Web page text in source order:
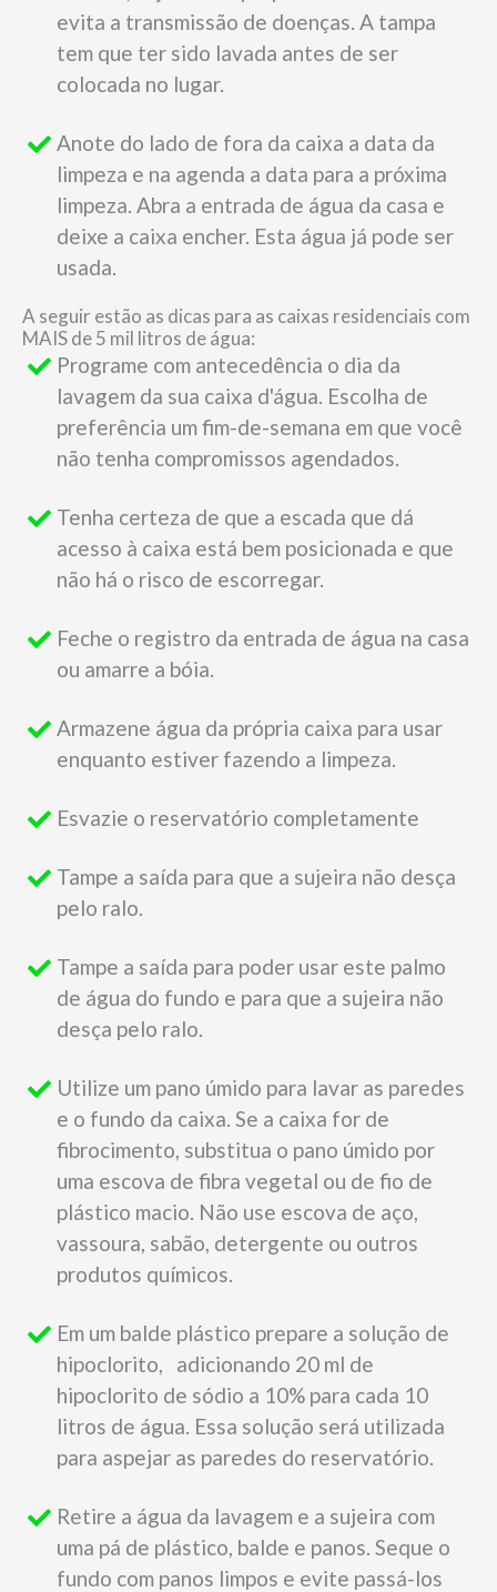
evita a transmissão de doenças. A tampa
tem que ter sido lavada antes de ser
colocada no lugar.
Anote do lado de fora da caixa a data da
limpeza e na agenda a data para a próxima
limpeza. Abra a entrada de água da casa e
deixe a caixa encher. Esta água já pode ser
usada.
A seguir estão as dicas para as caixas residenciais com
MAIS de 5 mil litros de água:
Programe com antecedência o dia da
lavagem da sua caixa d'água. Escolha de
preferência um fim-de-semana em que você
não tenha compromissos agendados.
Tenha certeza de que a escada que dá
acesso à caixa está bem posicionada e que
não há o risco de escorregar.
Feche o registro da entrada de água na casa
ou amarre a bóia.
Armazene água da própria caixa para usar
enquanto estiver fazendo a limpeza.
Esvazie o reservatório completamente
Tampe a saída para que a sujeira não desça
pelo ralo.
Tampe a saída para poder usar este palmo
de água do fundo e para que a sujeira não
desça pelo ralo.
Utilize um pano úmido para lavar as paredes
e o fundo da caixa. Se a caixa for de
fibrocimento, substitua o pano úmido por
uma escova de fibra vegetal ou de fio de
plástico macio. Não use escova de aço,
vassoura, sabão, detergente ou outros
produtos químicos.
Em um balde plástico prepare a solução de
hipoclorito, adicionando 20 ml de
hipoclorito de sódio a 10% para cada 10
litros de água. Essa solução será utilizada
para aspejar as paredes do reservatório.
Retire a água da lavagem e a sujeira com
uma pá de plástico, balde e panos. Seque o
fundo com panos limpos e evite passá-los